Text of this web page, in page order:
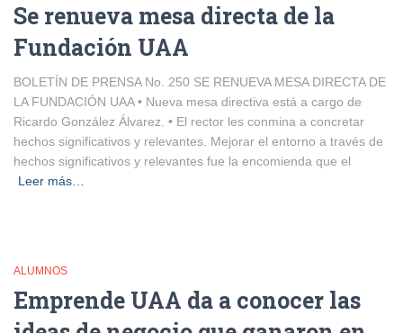
Se renueva mesa directa de la
Fundación UAA
BOLETÍN DE PRENSA No. 250 SE RENUEVA MESA DIRECTA DE
LA FUNDACIÓN UAA • Nueva mesa directiva está a cargo de
Ricardo González Álvarez. • El rector les conmina a concretar
hechos significativos y relevantes. Mejorar el entorno a través de
hechos significativos y relevantes fue la encomienda que el
Leer más…
ALUMNOS
Emprende UAA da a conocer las